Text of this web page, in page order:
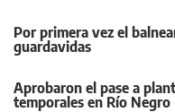
Por primera vez el
guardavidas
Aprobaron el pase a
temporales en Río Negro